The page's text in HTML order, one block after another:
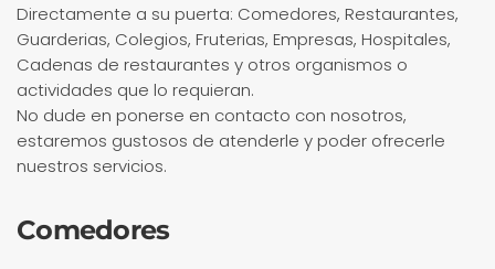
Directamente a su puerta: Comedores, Restaurantes,
Guarderias, Colegios, Fruterias, Empresas, Hospitales,
Cadenas de restaurantes y otros organismos o
actividades que lo requieran.
No dude en ponerse en contacto con nosotros,
estaremos gustosos de atenderle y poder ofrecerle
nuestros servicios.
Comedores